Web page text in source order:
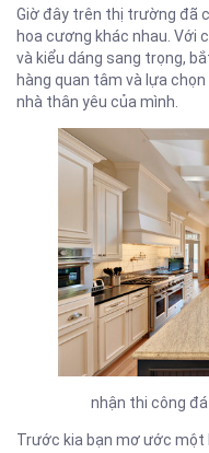
Giờ đây trên thị trường đã
hoa cương khác nhau. Với
và kiểu dáng sang trọng,
hàng quan tâm và lựa
nhà thân yêu của mình.
nhận thi công
Trước kia bạn mơ ước